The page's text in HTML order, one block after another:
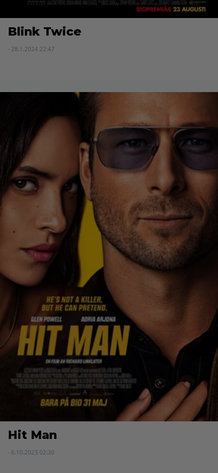
Blink Twice
- 28.1.2024 22:47
Hit Man
- 6.10.2023 02:30